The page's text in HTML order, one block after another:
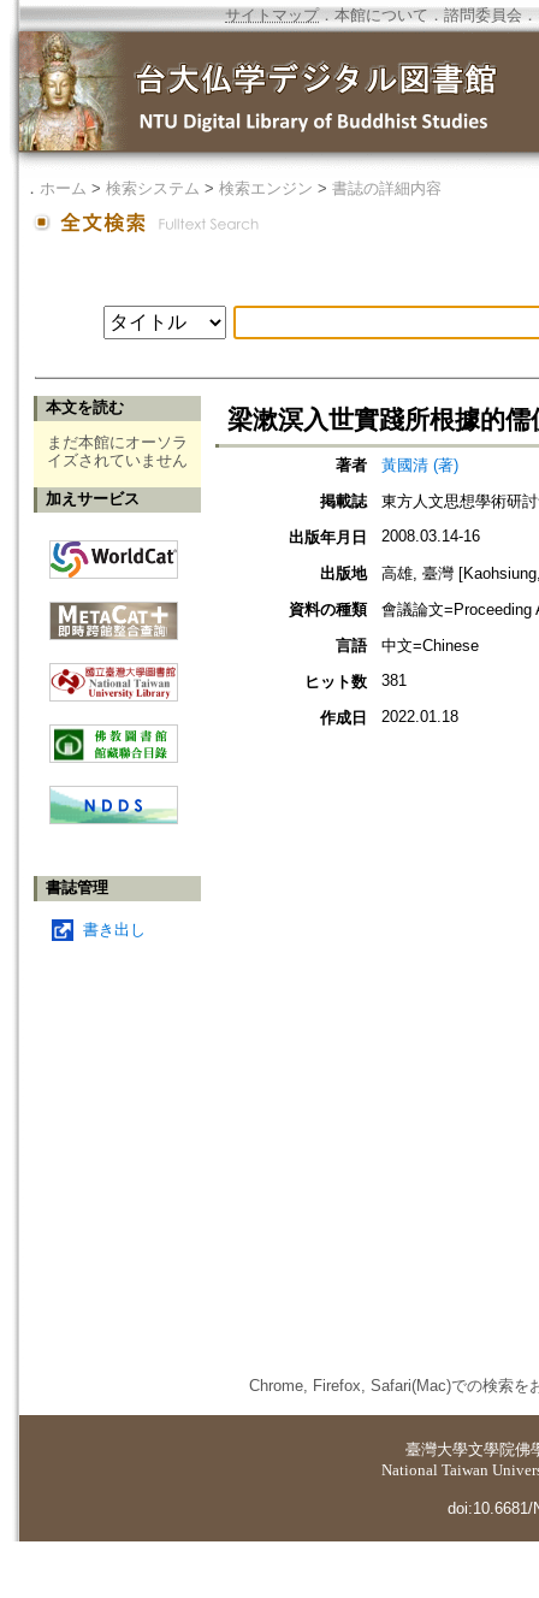
サイトマップ．本館について ． 諮問委員会 ．
． ホーム > 検索システム > 検索エンジン > 書誌の詳細内容
本文を読む
まだ本館にオーソラ
イズされていません
加えサービス
書誌管理
書き出し
梁漱溟入世實踐所根據的儒
著者
黃國清 (著)
掲載誌
東方人文思想學術研
出版年月日
2008.03.14-16
出版地
高雄, 臺灣
資料の種類
會議論文=Proceeding
言語
中文=Chinese
ヒット数
381
作成日 2022.01.18
Chrome, Firefox, Safari(Mac)での検索を
臺灣大學文學院佛
National Taiwan
doi:10.6681/